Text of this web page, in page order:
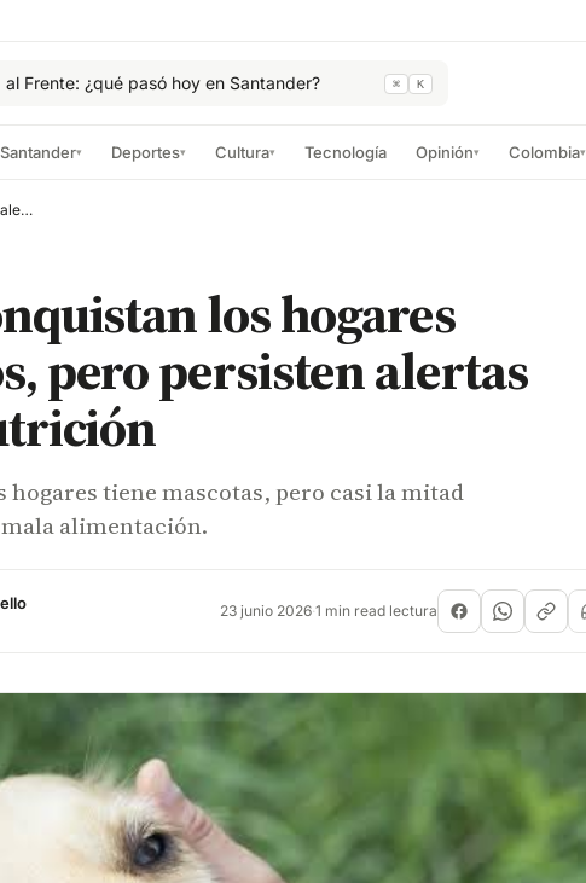
al Frente: ¿qué pasó hoy en Santander? ⌘ K
Santander▾ Deportes▾ Cultura▾ Tecnología Opinión▾ Colombia▾
Mascotas conquistan los hogares colombianos, pero persisten alertas por mala nutrición
los hogares
pero persisten alertas
hogares tiene mascotas, pero casi la mitad
alimentación.
23 junio 2026·1 min read lectura